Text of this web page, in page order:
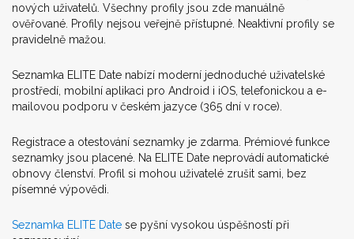
nových uživatelů. Všechny profily jsou zde manuálně
ověřované. Profily nejsou veřejně přístupné. Neaktivní profily se
pravidelně mažou.
Seznamka ELITE Date nabízí moderní jednoduché uživatelské
prostředí, mobilní aplikaci pro Android i iOS, telefonickou a e-
mailovou podporu v českém jazyce (365 dní v roce).
Registrace a otestování seznamky je zdarma. Prémiové funkce
seznamky jsou placené. Na ELITE Date neprovádí automatické
obnovy členství. Profil si mohou uživatelé zrušit sami, bez
písemné výpovědi.
Seznamka ELITE Date se pyšní vysokou úspěšností při